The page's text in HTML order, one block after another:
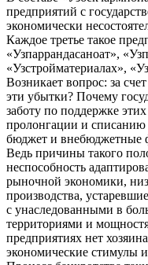
предприятий с
экономически
Каждое третье такое
«Узпаррандасаноат»,
«Узстройматериалах»,
Возникает вопрос: за
эти убытки? Почему
заботу по поддержке
пролонгации и списанию
бюджет и внебюджетные
Ведь причины такого
неспособность
рыночной экономики,
производства,
с унаследованными в
территориями и
предприятиях нет
экономические стимулы